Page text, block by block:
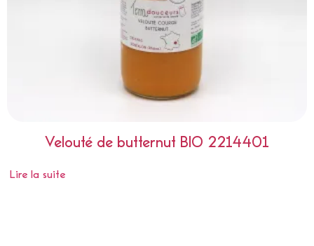
Velouté de butternut BIO 2214401
Lire la suite